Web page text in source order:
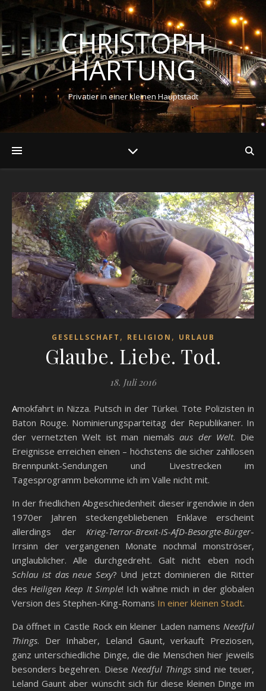
CHRISTOPH
HARTUNG
Privatier in einer kleinen Hauptstadt
GESELLSCHAFT , RELIGION , URLAUB
Glaube. Liebe. Tod.
18. Juli 2016
Amokfahrt in Nizza. Putsch in der Türkei. Tote Polizisten in
Baton Rouge. Nominierungsparteitag der Republikaner. In
der vernetzten Welt ist man niemalsaus der Welt. Die
Ereignisse erreichen einen – höchstens die sicher zahllosen
Brennpunkt-Sendungen und Livestrecken im
Tagesprogramm bekomme ich im Valle nicht mit.
In der friedlichen Abgeschiedenheit dieser irgendwie in den
1970er Jahren steckengebliebenen Enklave erscheint
allerdings der Krieg-Terror-Brexit-IS-AfD-Besorgte-Bürger-
Irrsinn der vergangenen Monate nochmal monströser,
unglaublicher. Alle durchgedreht. Galt nicht eben noch
Schlau ist das neue Sexy? Und jetzt dominieren die Ritter
desHeiligen Keep It Simple! Ich wähne mich in der globalen
Version des Stephen-King-Romans In einer kleinen Stadt.
Da öffnet in Castle Rock ein kleiner Laden namens Needful
Things. Der Inhaber, Leland Gaunt, verkauft Preziosen,
ganz unterschiedliche Dinge, die die Menschen hier jeweils
besonders begehren. DieseNeedful Thingssind nie teuer,
Leland Gaunt aber wünscht sich für diese kleinen Dinge im